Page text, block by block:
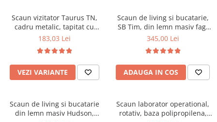
Saltele cu arcuri impachetate
individual
Saltele Memory Pocket
Saltele Memory Foam
Saltele Memory Pocket
Saltele cu plasa arcuri
Saltele cu spuma
Saltele cu spuma poliuretanica
Paturi
Seturi de pat si saltea
Masute de toaleta
Mobilier living
Scaune pentru living
Comode living
Scaune birou
Scaune profesionale
Scaune resigilate
Scaune conferinta
Scaune terasa si outdoor
Scaun vizitator Taurus TN,
cadru metalic, tapitat cu
stofa, stivuibil, 120 kg, negru
183,03 Lei
VEZI VARIANTE
Scaun de living si bucatarie,
SB Tim, din lemn masiv fag,
tapiterie stofa, lacuit, 120 kg,
345,00 Lei
ADAUGA IN COS
Scaun de living si bucatarie
din lemn masiv Hudson,
Scaun laborator operational,
rotativ, baza polipropilena,